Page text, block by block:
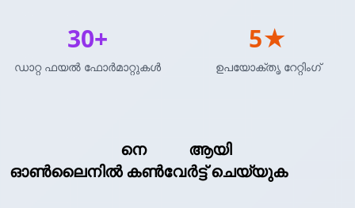
നെ
ആയി
ഓൺലൈനിൽ കൺവേർട്ട് ചെയ്യുക
30+
ഡാറ്റ ഫയൽ ഫോർമാറ്റുകൾ
5★
ഉപയോക്തൃ റേറ്റിംഗ്